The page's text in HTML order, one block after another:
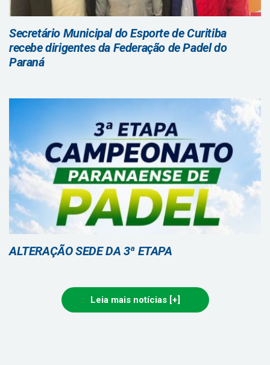
Secretário Municipal do Esporte de Curitiba
recebe dirigentes da Federação de Padel do
Paraná
ALTERAÇÃO SEDE DA 3ª ETAPA
Leia mais notícias [+]